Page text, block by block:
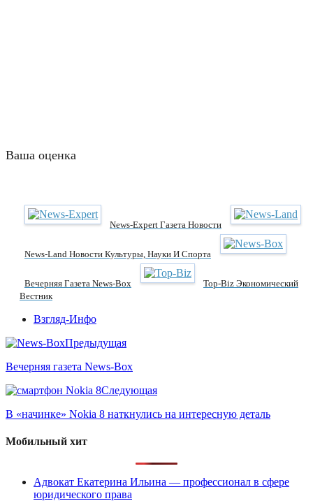
Ваша оценка
News-Expert Газета Новости
News-Land Новости Культуры, Науки И Спорта
Вечерняя Газета News-Box
Top-Biz Экономический
Вестник
Взгляд-Инфо
Предыдущая
Вечерняя газета News-Box
Следующая
В «начинке» Nokia 8 наткнулись на интересную деталь
Мобильный хит
Адвокат Екатерина Ильина — профессионал в сфере
юридического права